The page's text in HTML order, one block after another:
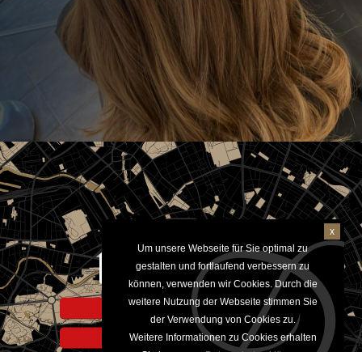
Aktivieren um Google Maps
anzuzeigen
Hinweis zur Datennutzung
Datenschutzerklärung
Um unsere Webseite für Sie optimal zu
gestalten und fortlaufend verbessern zu
können, verwenden wir Cookies. Durch die
weitere Nutzung der Webseite stimmen Sie
der Verwendung von Cookies zu.
Weitere Informationen zu Cookies erhalten
x